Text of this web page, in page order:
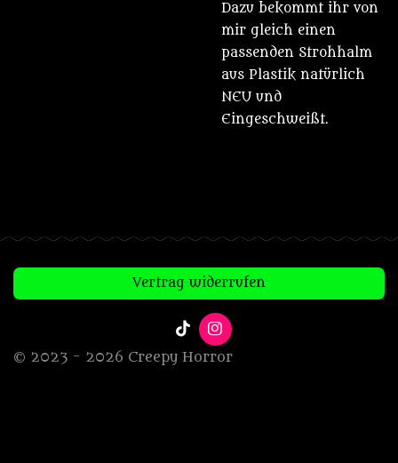
Dazu bekommt ihr von
mir gleich einen
passenden Strohhalm
aus Plastik natürlich
NEU und
Eingeschweißt.
Vertrag widerrufen
T
i
k
I
n
s
© 2023 - 2026 Creepy Horror